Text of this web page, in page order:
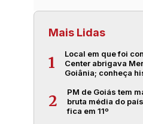
Mais Lidas
1
Local em que foi
Center abrigava
Goiânia; conheça
2
PM de Goiás tem
bruta média do
fica em 11º